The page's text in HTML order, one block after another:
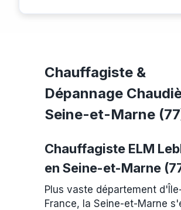
Chauffagiste &
Dépannage
Seine-et-Marne
Chauffagiste ELM
en Seine-et-Marne
Plus vaste département
France, la Seine-et-Marne